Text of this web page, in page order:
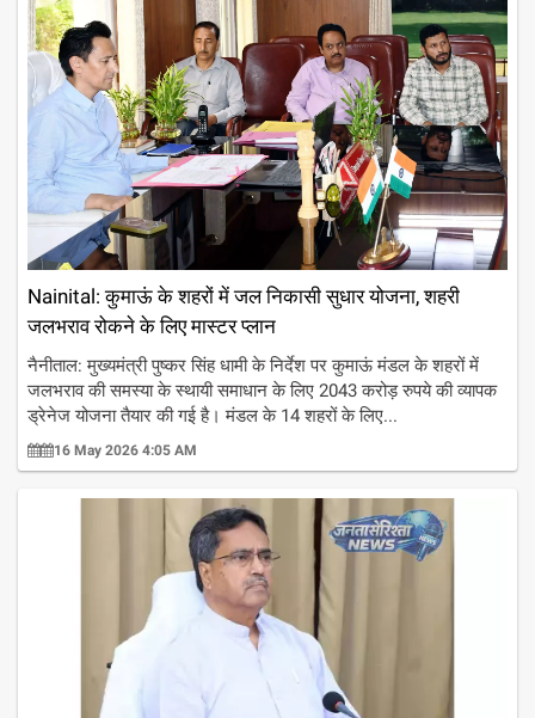
Nainital: कुमाऊं के शहरों में जल निकासी सुधार योजना, शहरी
जलभराव रोकने के लिए मास्टर प्लान
नैनीताल: मुख्यमंत्री पुष्कर सिंह धामी के निर्देश पर कुमाऊं मंडल के शहरों में
जलभराव की समस्या के स्थायी समाधान के लिए 2043 करोड़ रुपये की व्यापक
ड्रेनेज योजना तैयार की गई है। मंडल के 14 शहरों के लिए...
16 May 2026 4:05 AM